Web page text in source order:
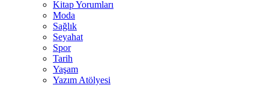
Kitap Yorumları
Moda
Sağlık
Seyahat
Spor
Tarih
Yaşam
Yazım Atölyesi